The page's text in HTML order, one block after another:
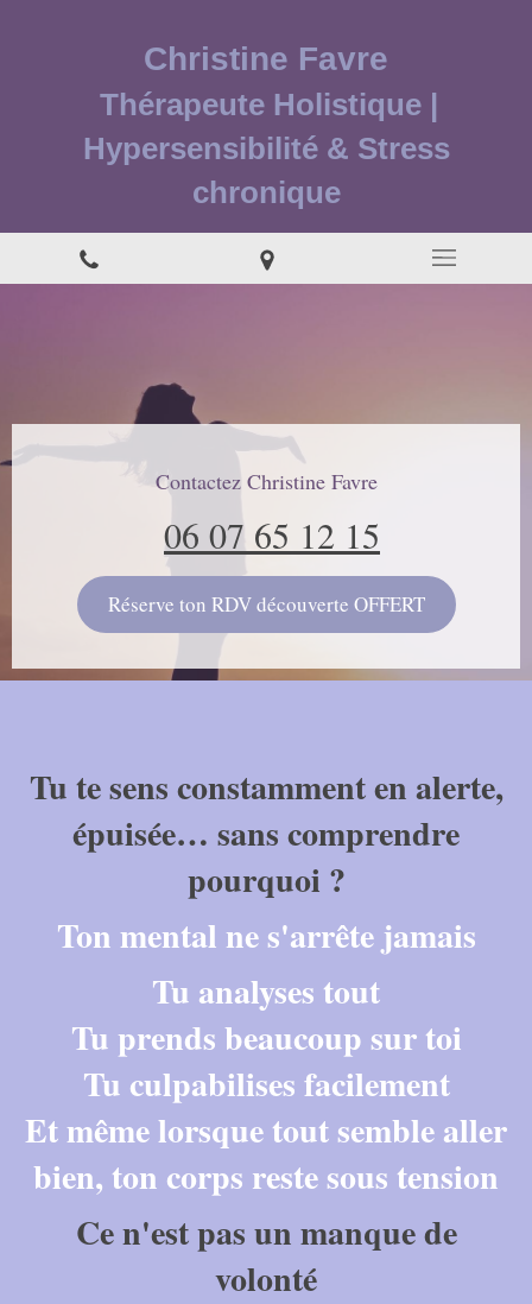
Christine Favre
Thérapeute Holistique |
Hypersensibilité & Stress
chronique
Contactez Christine Favre
06 07 65 12 15
Réserve ton RDV découverte OFFERT
Tu te sens constamment en alerte,
épuisée… sans comprendre
pourquoi ?
Ton mental ne s'arrête jamais
Tu analyses tout
Tu prends beaucoup sur toi
Tu culpabilises facilement
Et même lorsque tout semble aller
bien, ton corps reste sous tension
Ce n'est pas un manque de
volonté